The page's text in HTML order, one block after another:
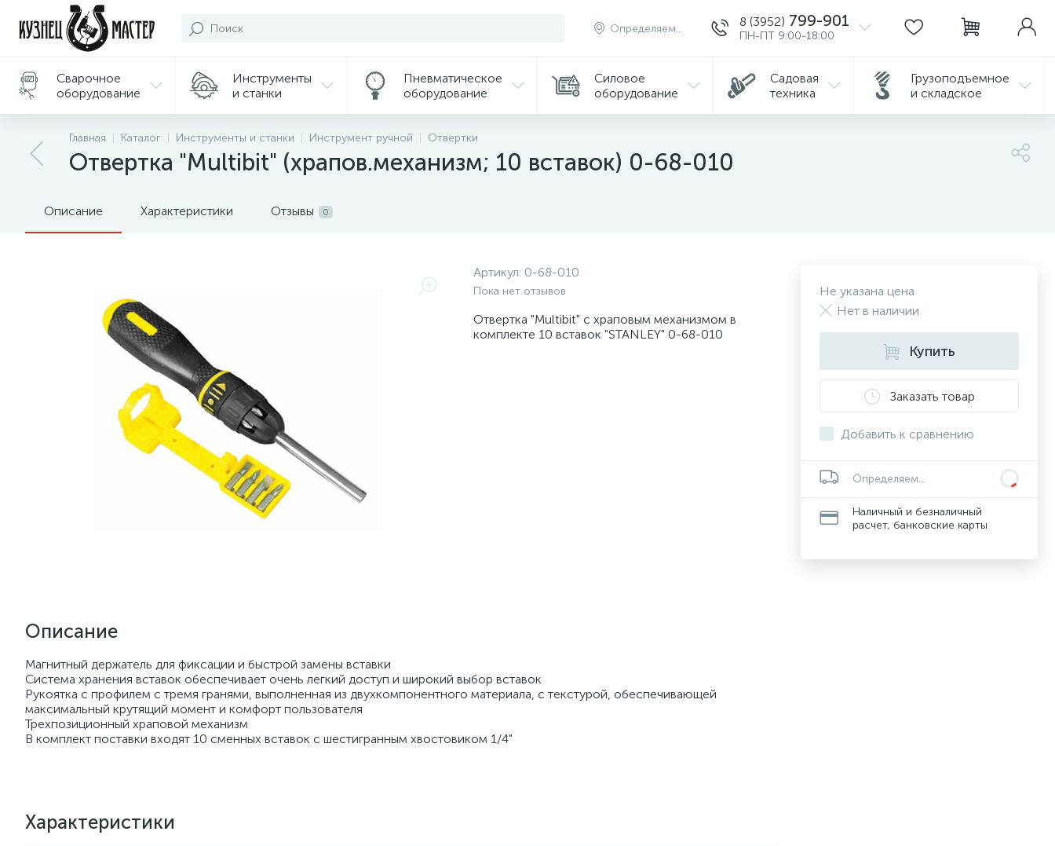
Определяем... 8 (3952) 799-901
ПН-ПТ 9:00-18:00
Сварочное
оборудование
Инструменты
и станки
Пневматическое
оборудование
Силовое
оборудование
Садовая
техника
Грузоподъемное
и складское
Подарки/
Сувениры
Главная Каталог Инструменты и станки Инструмент ручной Отвертки
Отвертка "Multibit" (храпов.механизм; 10 вставок) 0-68-010
Описание Характеристики Отзывы 0
Артикул: 0-68-010
Пока нет отзывов
Отвертка "Multibit" с храповым механизмом в
комплекте 10 вставок "STANLEY" 0-68-010
Описание
Магнитный держатель для фиксации и быстрой замены вставки
Система хранения вставок обеспечивает очень легкий доступ и широкий выбор вставок
Рукоятка с профилем с тремя гранями, выполненная из двухкомпонентного материала, с текстурой, обеспечивающей
максимальный крутящий момент и комфорт пользователя
Трехпозиционный храповой механизм
В комплект поставки входят 10 сменных вставок с шестигранным хвостовиком 1/4"
Характеристики
Не указана цена
Нет в наличии
Купить
Заказать товар
Добавить к сравнению
Определяем...
Наличный и безналичный
расчет, банковские карты